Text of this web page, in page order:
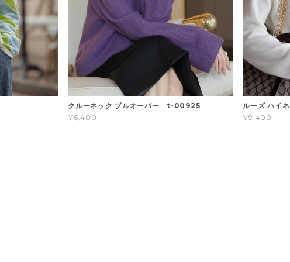
クルーネック プルオーバー t-00925
¥6,400
ルーズ ハイ
¥9,400